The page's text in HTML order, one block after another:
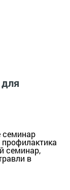
семинар
семинар,
в